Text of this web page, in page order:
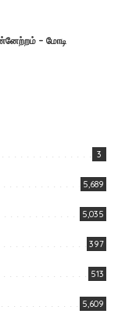
– மோடி
3
5,689
5,035
397
513
5,609